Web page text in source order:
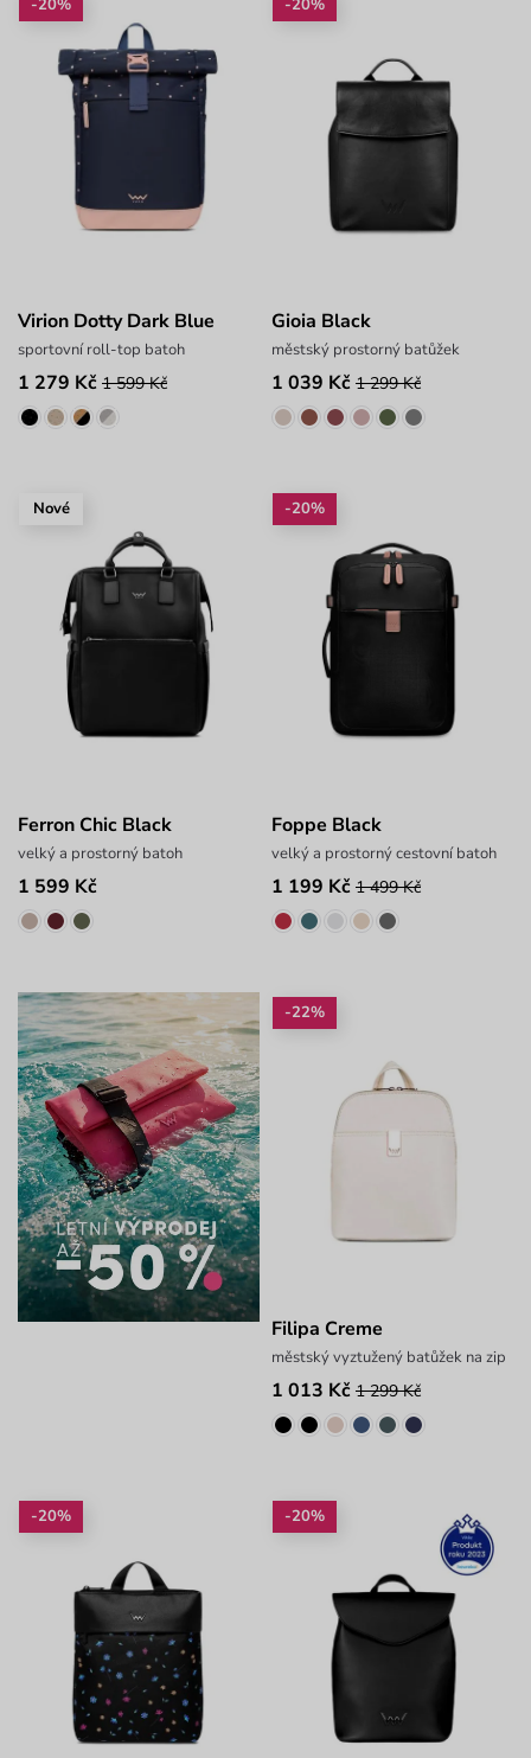
-20%
Virion Dotty Dark Blue
sportovní roll-top batoh
1 279 Kč 1 599 Kč
-20%
Gioia Black
městský prostorný batůžek
1 039 Kč 1 299 Kč
Nové
Ferron Chic Black
velký a prostorný batoh
1 599 Kč
-20%
Foppe Black
velký a prostorný cestovní batoh
1 199 Kč 1 499 Kč
-22%
Filipa Creme
městský vyztužený batůžek na zip
1 013 Kč 1 299 Kč
-20% -20%